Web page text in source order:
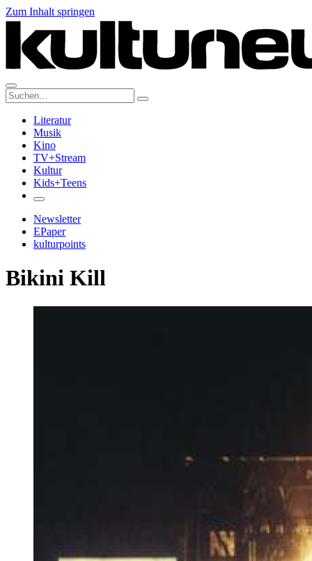
Zum Inhalt springen
Suche:
Literatur
Musik
Kino
TV+Stream
Kultur
Kids+Teens
Newsletter
EPaper
kulturpoints
Bikini Kill